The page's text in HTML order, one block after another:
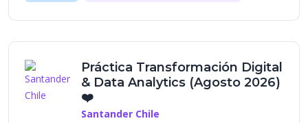
Práctica Transformación Digital
& Data Analytics (Agosto 2026)
❤️
Santander Chile